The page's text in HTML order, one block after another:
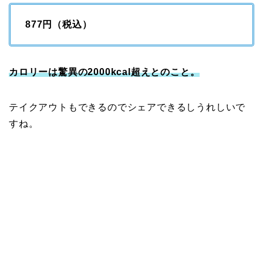
877円（税込）
カロリーは驚異の2000kcal超えとのこと。
テイクアウトもできるのでシェアできるしうれしいで
すね。